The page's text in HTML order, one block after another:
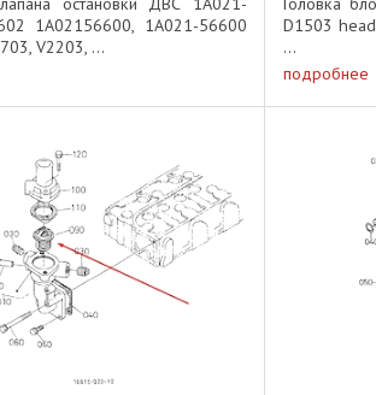
1A02156600, 1A021-56600
V2203, ...
D1503
...
подробнее